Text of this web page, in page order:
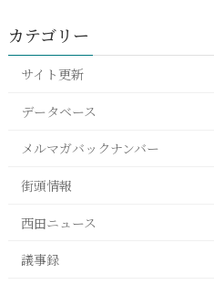
カテゴリー
サイト更新
データベース
メルマガバックナンバー
街頭情報
西田ニュース
議事録